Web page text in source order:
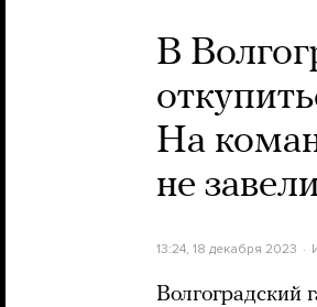
В
На
не
13:24, 18 декабря 2023
Волгоградский